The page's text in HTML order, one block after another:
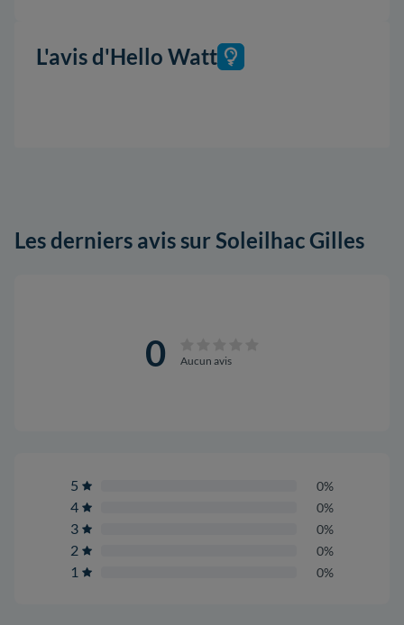
L'avis d'Hello Watt
Les derniers avis sur Soleilhac Gilles
0 Aucun avis
5 0%
4 0%
3 0%
2 0%
1 0%